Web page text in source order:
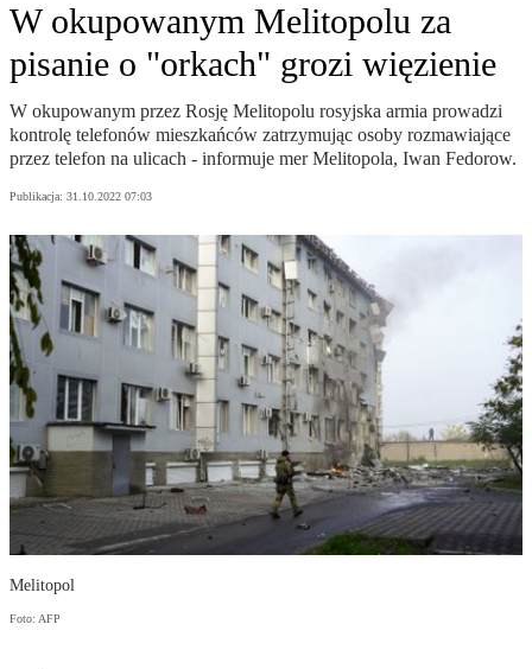
W okupowanym Melitopolu za
pisanie o "orkach" grozi więzienie
W okupowanym przez Rosję Melitopolu rosyjska armia prowadzi
kontrolę telefonów mieszkańców zatrzymując osoby rozmawiające
przez telefon na ulicach - informuje mer Melitopola, Iwan Fedorow.
Publikacja: 31.10.2022 07:03
Melitopol
Foto: AFP